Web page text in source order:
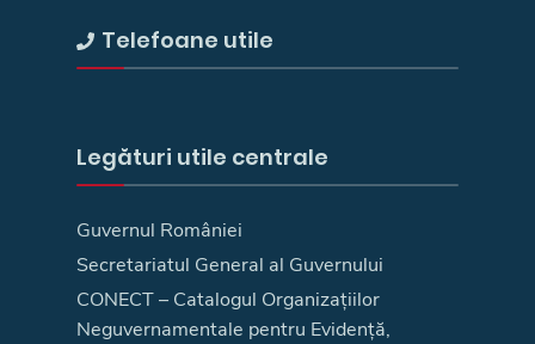
Telefoane utile
Legături utile centrale
Guvernul României
Secretariatul General al Guvernului
CONECT – Catalogul Organizațiilor
Neguvernamentale pentru Evidență,